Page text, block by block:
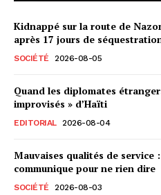
Kidnappé sur la route de
après 17 jours de
SOCIÉTÉ 2026-08-05
Quand les diplomates
improvisés » d’Haïti
EDITORIAL 2026-08-04
Mauvaises qualités de service
communique pour ne rien dire
SOCIÉTÉ 2026-08-03